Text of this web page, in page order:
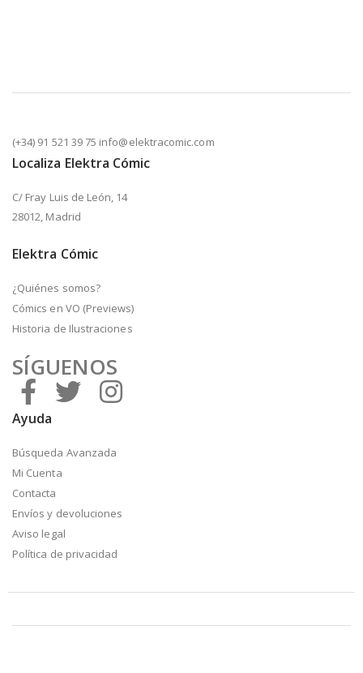
(+34) 91 521 39 75 info@elektracomic.com
Localiza Elektra Cómic
C/ Fray Luis de León, 14
28012, Madrid
Elektra Cómic
¿Quiénes somos?
Cómics en VO (Previews)
Historia de Ilustraciones
SÍGUENOS
Ayuda
Búsqueda Avanzada
Mi Cuenta
Contacta
Envíos y devoluciones
Aviso legal
Política de privacidad